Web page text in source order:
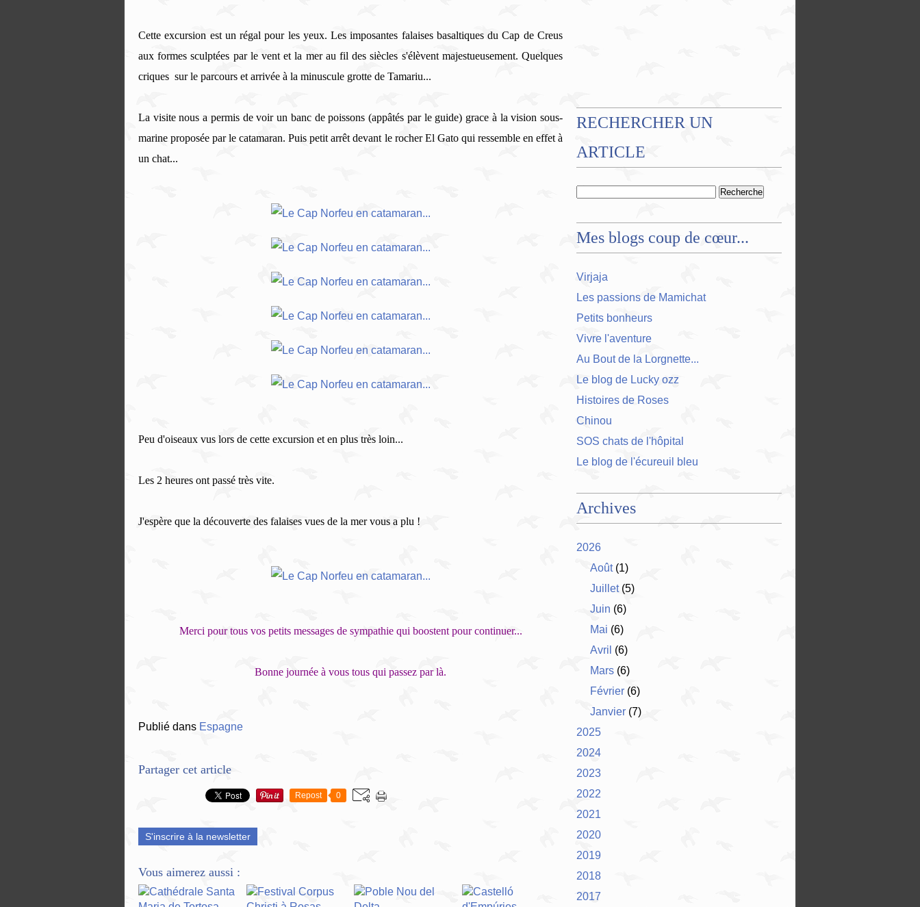
Cette excursion est un régal pour les yeux. Les imposantes falaises basaltiques du Cap de Creus
aux formes sculptées par le vent et la mer au fil des siècles s'élèvent majestueusement. Quelques
criques sur le parcours et arrivée à la minuscule grotte de Tamariu...
La visite nous a permis de voir un banc de poissons (appâtés par le guide) grace à la vision sous-
marine proposée par le catamaran. Puis petit arrêt devant le rocher El Gato qui ressemble en effet à
un chat...
Peu d'oiseaux vus lors de cette excursion et en plus très loin...
Les 2 heures ont passé très vite.
J'espère que la découverte des falaises vues de la mer vous a plu !
Merci pour tous vos petits messages de sympathie qui boostent pour continuer...
Bonne journée à vous tous qui passez par là.
Publié dans Espagne
Partager cet article
Repost 0
S'inscrire à la newsletter
Vous aimerez aussi :
RECHERCHER UN
ARTICLE
Mes blogs coup de cœur...
Virjaja
Les passions de Mamichat
Petits bonheurs
Vivre l'aventure
Au Bout de la Lorgnette...
Le blog de Lucky ozz
Histoires de Roses
Chinou
SOS chats de l'hôpital
Le blog de l'écureuil bleu
Archives
2026
Août(1)
Juillet(5)
Juin (6)
Mai (6)
Avril (6)
Mars (6)
Février (6)
Janvier (7)
2025
2024
2023
2022
2021
2020
2019
2018
2017